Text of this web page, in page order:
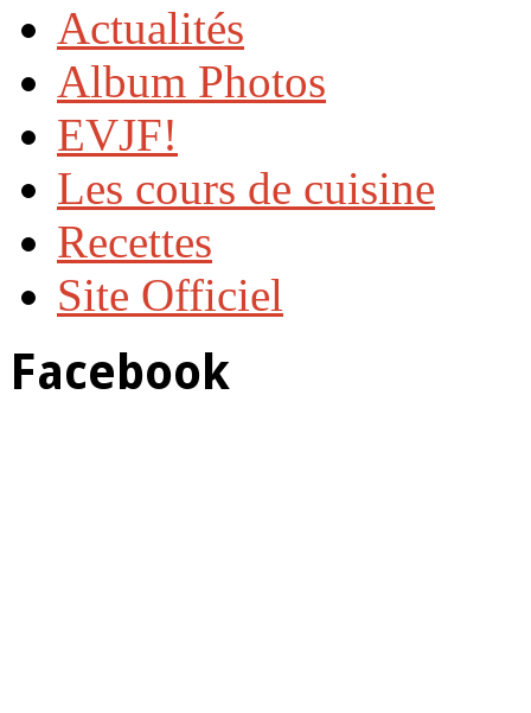
Actualités
Album Photos
EVJF!
Les cours de cuisine
Recettes
Site Officiel
Facebook